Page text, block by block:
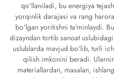
qo'llaniladi, bu energiya
yorqinlik darajasi va rang
bo'lgan yoritishni ta'minlaydi.
dizayndan tortib sanoat
uslublarda mavjud bo'lib, turli
qilish imkonini beradi.
materiallardan, masalan,